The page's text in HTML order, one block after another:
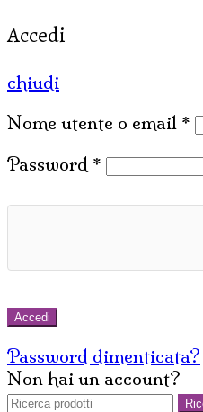
Accedi
chiudi
Nome utente o email *
Password *
Accedi
Password dimenticata?
Non hai un account?
Cerca: